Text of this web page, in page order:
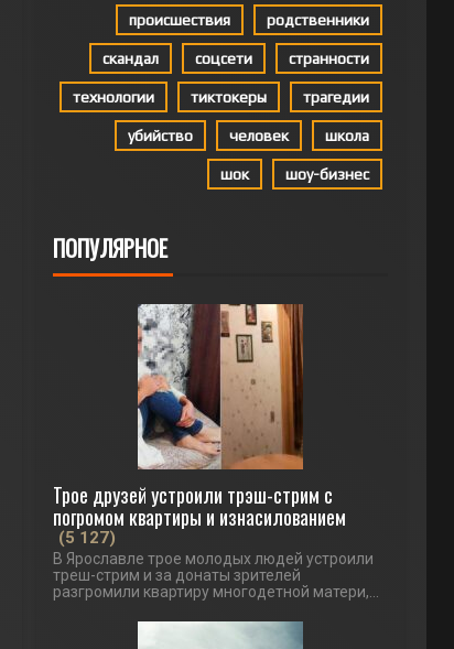
происшествия родственники
скандал соцсети странности
технологии тиктокеры трагедии
убийство человек школа
шок шоу-бизнес
ПОПУЛЯРНОЕ
Трое друзей устроили трэш-стрим с
погромом квартиры и изнасилованием
(5 127)
В Ярославле трое молодых людей устроили
треш-стрим и за донаты зрителей
разгромили квартиру многодетной матери,...